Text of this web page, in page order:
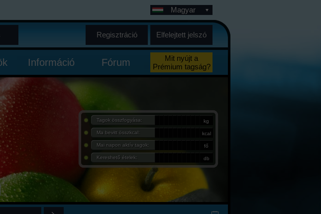
Magyar
Regisztráció Elfelejtett jelszó
Információ Fórum
Mit nyújt a
Prémium tagság?
Tagok összfogyása: kg
Ma bevitt összkcal: kcal
Mai napon aktív tagok: fő
Kereshető ételek: db